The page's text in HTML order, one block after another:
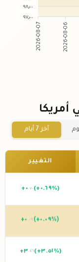
٩٨٫٠٠
٩٧٫٠٠
2026-08-07 2026-08-06
آخر 7 أيام
التغيير
+٠ .٧٠ (+٠.٦٩%)
+٠ .٠٩ (+٠.٠٩%)
+٣ .٤٦ (+٣.٥١%)